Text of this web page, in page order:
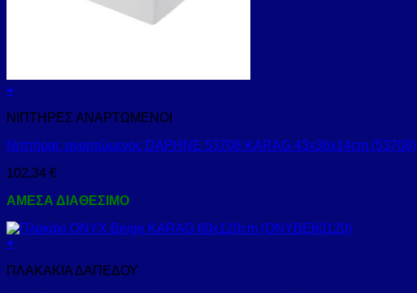
+
ΝΙΠΤΗΡΕΣ ΑΝΑΡΤΩΜΕΝΟΙ
Νιπτήρας αναρτώμενος DAPHNE 53708 KARAG 43x36x14cm (53708)
102,34 €
ΑΜΕΣΑ ΔΙΑΘΕΣΙΜΟ
+
ΠΛΑΚΑΚΙΑ ΔΑΠΕΔΟΥ